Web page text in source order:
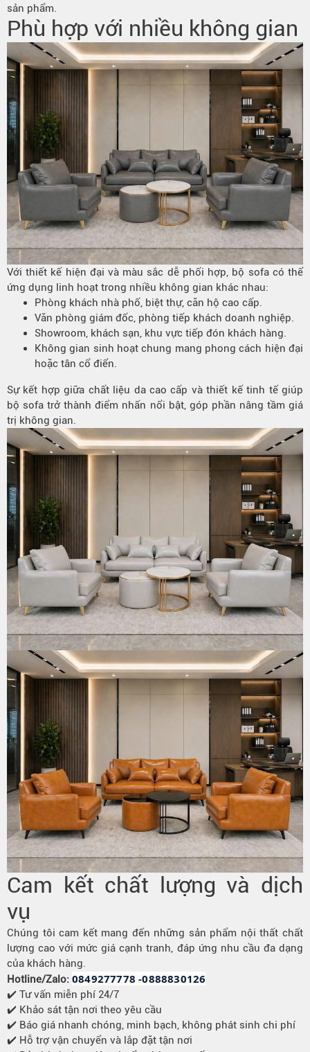
sản phẩm.
Phù hợp với nhiều không gian
Với thiết kế hiện đại và màu sắc dễ phối hợp, bộ sofa có thể
ứng dụng linh hoạt trong nhiều không gian khác nhau:
Phòng khách nhà phố, biệt thự, căn hộ cao cấp.
Văn phòng giám đốc, phòng tiếp khách doanh nghiệp.
Showroom, khách sạn, khu vực tiếp đón khách hàng.
Không gian sinh hoạt chung mang phong cách hiện đại
hoặc tân cổ điển.
Sự kết hợp giữa chất liệu da cao cấp và thiết kế tinh tế giúp
bộ sofa trở thành điểm nhấn nổi bật, góp phần nâng tầm giá
trị không gian.
Cam kết chất lượng và dịch
vụ
Chúng tôi cam kết mang đến những sản phẩm nội thất chất
lượng cao với mức giá cạnh tranh, đáp ứng nhu cầu đa dạng
của khách hàng.
Hotline/Zalo: 0849277778 -0888830126
✔️ Tư vấn miễn phí 24/7
✔️ Khảo sát tận nơi theo yêu cầu
✔️ Báo giá nhanh chóng, minh bạch, không phát sinh chi phí
✔️ Hỗ trợ vận chuyển và lắp đặt tận nơi